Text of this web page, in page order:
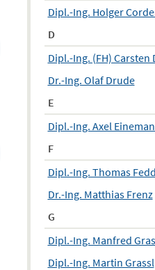
Dipl.-Ing. Holger
D
Dipl.-Ing. (FH) Carsten
Dr.-Ing. Olaf Drude
E
Dipl.-Ing. Axel
F
Dipl.-Ing. Thomas
Dr.-Ing. Matthias Frenz
G
Dipl.-Ing. Manfred
Dipl.-Ing. Martin Grassl